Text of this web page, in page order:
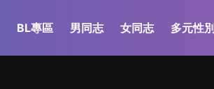
BL專區 男同志 女同志 多元性別